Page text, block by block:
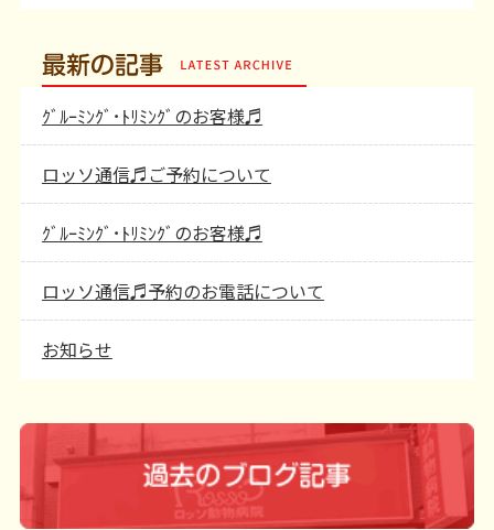
最新の記事
ｸﾞﾙｰﾐﾝｸﾞ･ﾄﾘﾐﾝｸﾞのお客様♬
ロッソ通信♬ご予約について
ｸﾞﾙｰﾐﾝｸﾞ･ﾄﾘﾐﾝｸﾞのお客様♬
ロッソ通信♬予約のお電話について
お知らせ